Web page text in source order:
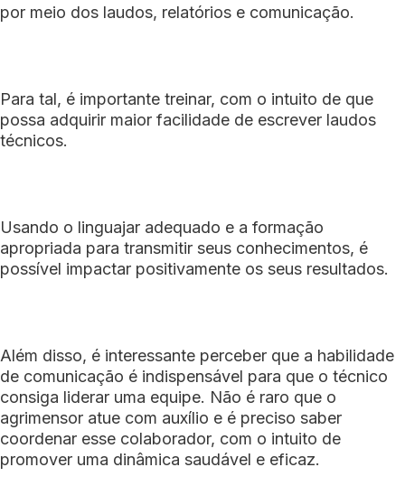
por meio dos laudos, relatórios e comunicação.
Para tal, é importante treinar, com o intuito de que
possa adquirir maior facilidade de escrever laudos
técnicos.
Usando o linguajar adequado e a formação
apropriada para transmitir seus conhecimentos, é
possível impactar positivamente os seus resultados.
Além disso, é interessante perceber que a habilidade
de comunicação é indispensável para que o técnico
consiga liderar uma equipe. Não é raro que o
agrimensor atue com auxílio e é preciso saber
coordenar esse colaborador, com o intuito de
promover uma dinâmica saudável e eficaz.